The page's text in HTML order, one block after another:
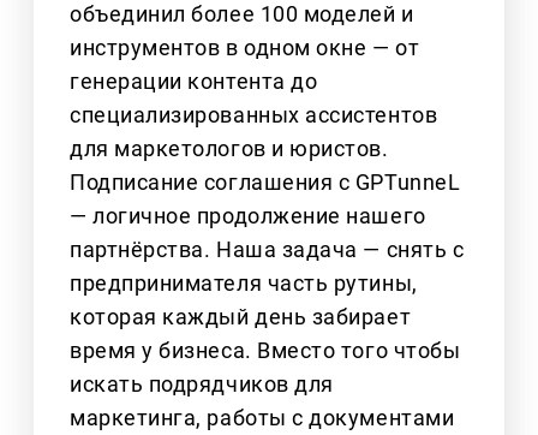
объединил более 100 моделей и
инструментов в одном окне — от
генерации контента до
специализированных ассистентов
для маркетологов и юристов.
Подписание соглашения с GPTunneL
— логичное продолжение нашего
партнёрства. Наша задача — снять с
предпринимателя часть рутины,
которая каждый день забирает
время у бизнеса. Вместо того чтобы
искать подрядчиков для
маркетинга, работы с документами